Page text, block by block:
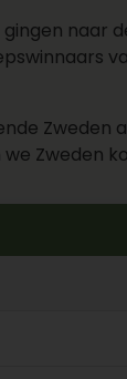
naar
we